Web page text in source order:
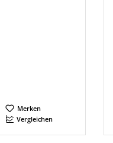
Merken
Vergleichen